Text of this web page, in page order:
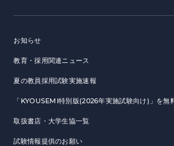
お知らせ
教育・採用関連ニュース
夏の教員採用試験実施速報
「KYOUSEMI特別版(2026年実施試験向け)」を無
取扱書店・大学生協一覧
試験情報提供のお願い